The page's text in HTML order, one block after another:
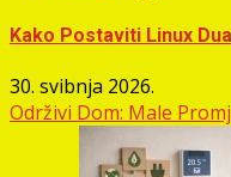
Kako Postaviti Linux
30. svibnja 2026.
Održivi Dom: Male